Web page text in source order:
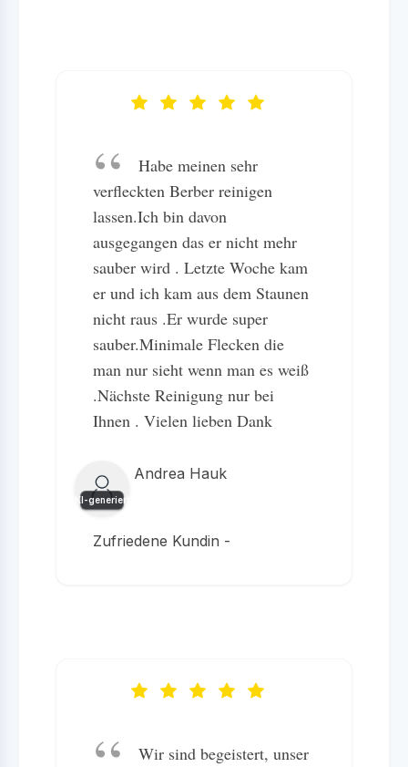
Habe meinen sehr
verfleckten Berber reinigen
lassen.Ich bin davon
ausgegangen das er nicht mehr
sauber wird . Letzte Woche kam
er und ich kam aus dem Staunen
nicht raus .Er wurde super
sauber.Minimale Flecken die
man nur sieht wenn man es weiß
.Nächste Reinigung nur bei
Ihnen . Vielen lieben Dank
KI-generiert
Andrea Hauk
Zufriedene Kundin -
Wir sind begeistert, unser